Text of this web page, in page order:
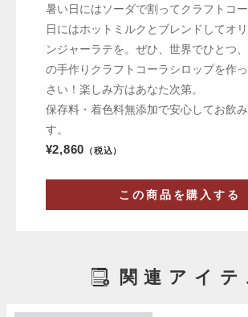
暑い日にはソーダで割ってクラフトコ
日にはホットミルクとブレンドしてオ
ンジャーラテを。ぜひ、世界でひとつ
の手作りクラフトコーラシロップを作
さい！楽しみ方はあなた次第。
保存料・着色料無添加で安心してお飲
す。
¥2,860 （税込）
この商品を購入する
関連アイテ